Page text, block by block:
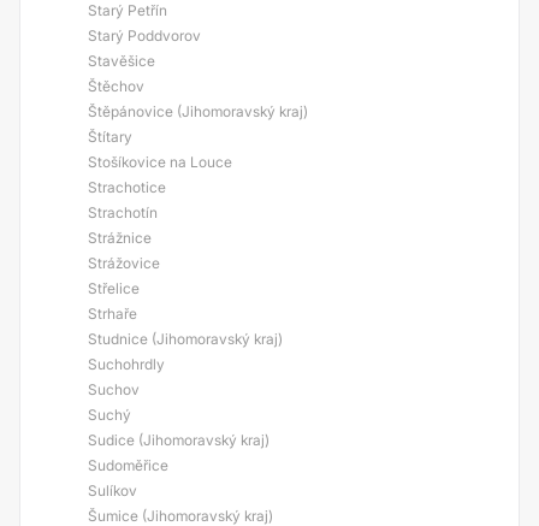
Starý Petřín
Starý Poddvorov
Stavěšice
Štěchov
Štěpánovice (Jihomoravský kraj)
Štítary
Stošíkovice na Louce
Strachotice
Strachotín
Strážnice
Strážovice
Střelice
Strhaře
Studnice (Jihomoravský kraj)
Suchohrdly
Suchov
Suchý
Sudice (Jihomoravský kraj)
Sudoměřice
Sulíkov
Šumice (Jihomoravský kraj)